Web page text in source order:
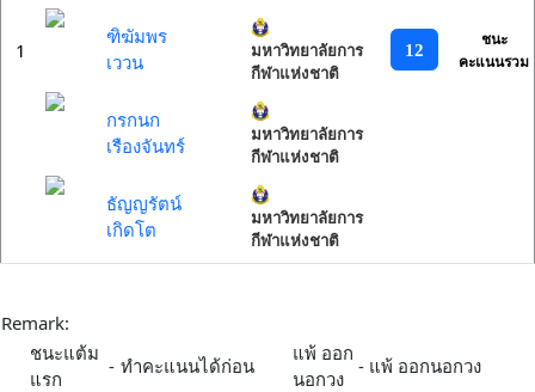
1
ฑิฆัมพร
เววน
มหาวิทยาลัยการ
กีฬาแห่งชาติ
กรกนก
เรืองจันทร์
มหาวิทยาลัยการ
กีฬาแห่งชาติ
ธัญญรัตน์
เกิดโต
มหาวิทยาลัยการ
กีฬาแห่งชาติ
12
ชนะ
คะแนนรวม
Remark:
ชนะแต้ม
แรก
- ทำคะแนนได้ก่อน
แพ้ ออก
นอกวง
- แพ้ ออกนอกวง